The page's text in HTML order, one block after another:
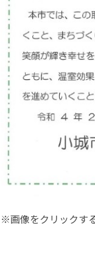
※画像をクリックす